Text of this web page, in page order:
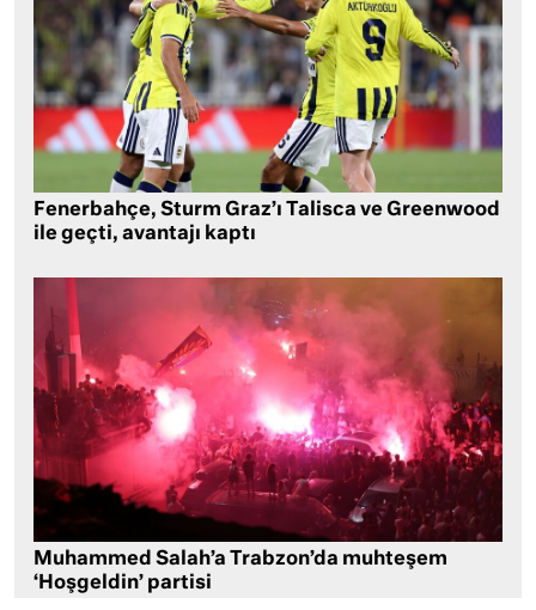
Fenerbahçe, Sturm Graz’ı Talisca ve Greenwood
ile geçti, avantajı kaptı
Muhammed Salah’a Trabzon’da muhteşem
‘Hoşgeldin’ partisi